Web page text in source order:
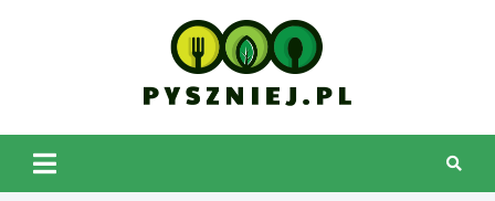
pyszniej.pl